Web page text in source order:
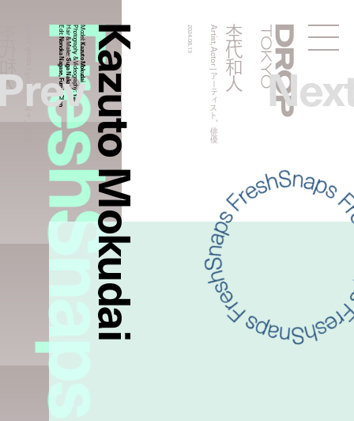
Droptokyo
FreshSnaps
Kazuto Mokudai
Model:
Kazuto Mokudai
Photography & Videography:
Yasu
Hair & Make:
Suga Nakata
Edit:
Nonoka Nagase, Fumie Chen 杢代和人
Artist, Actor | アーティスト、俳優
2024.08.13
人Artist, Actor | アーティスト、俳優